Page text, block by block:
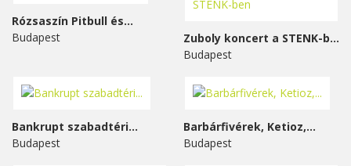
Rózsaszín Pitbull és...
Budapest
Zuboly koncert a STENK-ben
Budapest
Bankrupt szabadtéri...
Budapest
Barbárfivérek, Ketioz,...
Budapest